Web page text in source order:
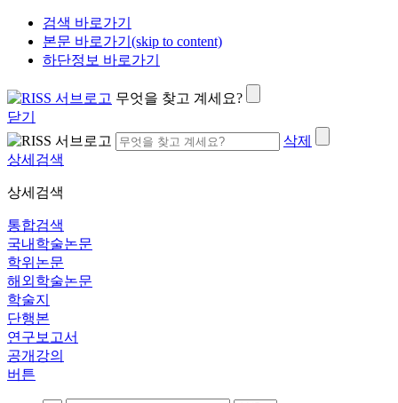
검색 바로가기
본문 바로가기(skip to content)
하단정보 바로가기
무엇을 찾고 계세요?
닫기
삭제
상세검색
상세검색
통합검색
국내학술논문
학위논문
해외학술논문
학술지
단행본
연구보고서
공개강의
버튼